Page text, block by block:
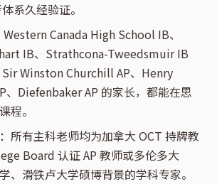
系久经验证。
Western Canada High School IB、
IB、Strathcona-Tweedsmuir IB
Winston Churchill AP、Henry
、Diefenbaker AP 的家长，都能在思
程。
：所有主科老师均为加拿大 OCT 持牌教
Board 认证 AP 教师或多伦多大
、滑铁卢大学硕博背景的学科专家。